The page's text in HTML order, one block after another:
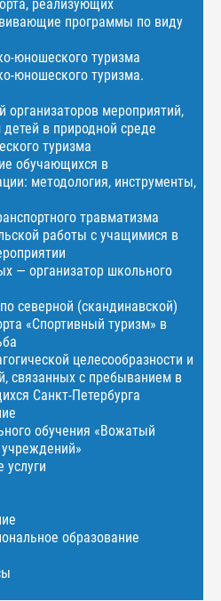
реализующих
программы по виду
юношеского туризма
юношеского туризма.
организаторов мероприятий,
в природной среде
туризма
обучающихся в
методология, инструменты,
травматизма
работы с учащимися в
— организатор школьного
северной (скандинавской)
«Спортивный туризм» в
целесообразности и
связанных с пребыванием в
Санкт-Петербурга
обучения «Вожатый
образование